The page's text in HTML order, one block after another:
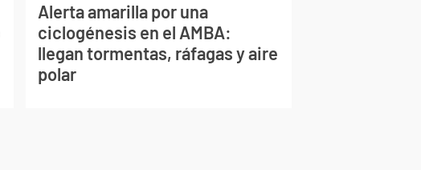
Alerta amarilla por una
ciclogénesis en el AMBA:
llegan tormentas, ráfagas y aire
polar